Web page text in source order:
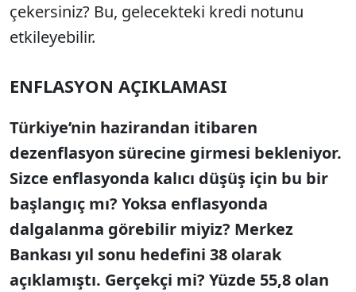
çekersiniz? Bu, gelecekteki kredi notunu
etkileyebilir.
ENFLASYON AÇIKLAMASI
Türkiye’nin hazirandan itibaren
dezenflasyon sürecine girmesi bekleniyor.
Sizce enflasyonda kalıcı düşüş için bu bir
başlangıç mı? Yoksa enflasyonda
dalgalanma görebilir miyiz? Merkez
Bankası yıl sonu hedefini 38 olarak
açıklamıştı. Gerçekçi mi? Yüzde 55,8 olan